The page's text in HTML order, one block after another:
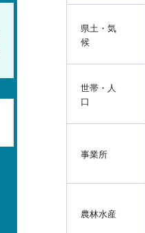
県土・気
候
世帯・人
口
事業所
農林水産